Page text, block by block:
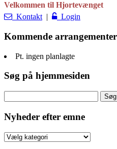
Velkommen til Hjortevænget
Kontakt | Login
Kommende arrangementer
Pt. ingen planlagte
Søg på hjemmesiden
efter:
Nyheder efter emne
Nyheder